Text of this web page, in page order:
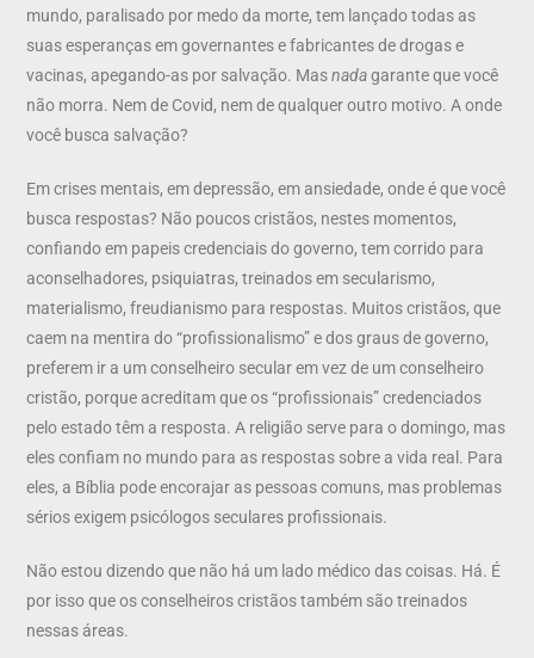
mundo, paralisado por medo da morte, tem lançado todas as
suas esperanças em governantes e fabricantes de drogas e
vacinas, apegando-as por salvação. Masnadagarante que você
não morra. Nem de Covid, nem de qualquer outro motivo. A onde
você busca salvação?
Em crises mentais, em depressão, em ansiedade, onde é que você
busca respostas? Não poucos cristãos, nestes momentos,
confiando em papeis credenciais do governo, tem corrido para
aconselhadores, psiquiatras, treinados em secularismo,
materialismo, freudianismo para respostas. Muitos cristãos, que
caem na mentira do “profissionalismo” e dos graus de governo,
preferem ir a um conselheiro secular em vez de um conselheiro
cristão, porque acreditam que os “profissionais” credenciados
pelo estado têm a resposta. A religião serve para o domingo, mas
eles confiam no mundo para as respostas sobre a vida real. Para
eles, a Bíblia pode encorajar as pessoas comuns, mas problemas
sérios exigem psicólogos seculares profissionais.
Não estou dizendo que não há um lado médico das coisas. Há. É
por isso que os conselheiros cristãos também são treinados
nessas áreas.